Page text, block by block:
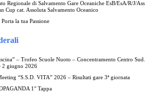
Regionale di Salvamento Gare Oceaniche EsB/EsA/R/J/Ass
Cup cat. Assoluta Salvamento Oceanico
la tua Passione
– Trofeo Scuole Nuoto – Concentramento Centro Sud.
2 giugno 2026
“S.S.D. VITA” 2026 – Risultati gare 3ª giornata
1° Tappa